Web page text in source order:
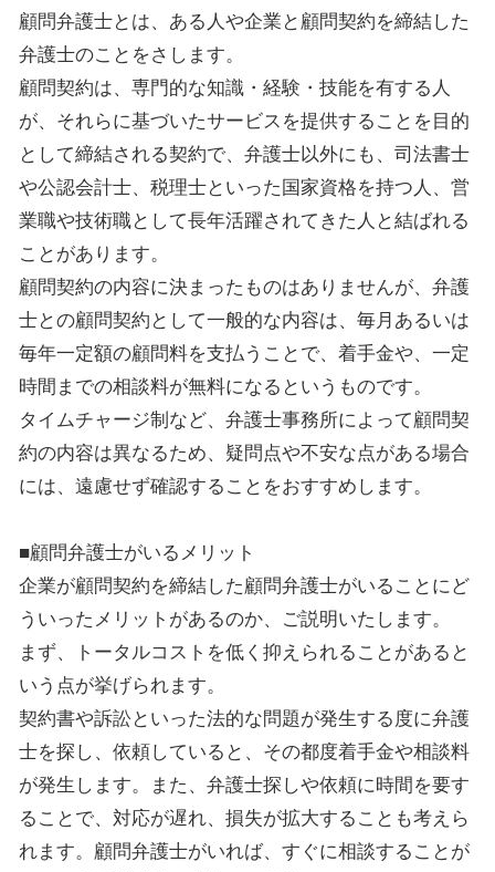
顧問弁護士とは、ある人や企業と顧問契約を締結した
弁護士のことをさします。
顧問契約は、専門的な知識・経験・技能を有する人
が、それらに基づいたサービスを提供することを目的
として締結される契約で、弁護士以外にも、司法書士
や公認会計士、税理士といった国家資格を持つ人、営
業職や技術職として長年活躍されてきた人と結ばれる
ことがあります。
顧問契約の内容に決まったものはありませんが、弁護
士との顧問契約として一般的な内容は、毎月あるいは
毎年一定額の顧問料を支払うことで、着手金や、一定
時間までの相談料が無料になるというものです。
タイムチャージ制など、弁護士事務所によって顧問契
約の内容は異なるため、疑問点や不安な点がある場合
には、遠慮せず確認することをおすすめします。
■顧問弁護士がいるメリット
企業が顧問契約を締結した顧問弁護士がいることにど
ういったメリットがあるのか、ご説明いたします。
まず、トータルコストを低く抑えられることがあると
いう点が挙げられます。
契約書や訴訟といった法的な問題が発生する度に弁護
士を探し、依頼していると、その都度着手金や相談料
が発生します。また、弁護士探しや依頼に時間を要す
ることで、対応が遅れ、損失が拡大することも考えら
れます。顧問弁護士がいれば、すぐに相談することが